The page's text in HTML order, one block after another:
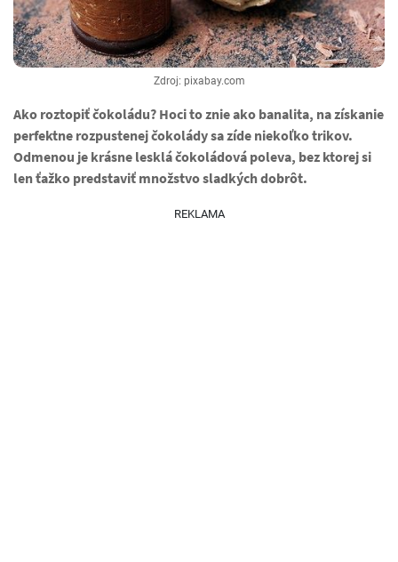
Zdroj: pixabay.com
Ako roztopiť čokoládu? Hoci to znie ako banalita, na získanie
perfektne rozpustenej čokolády sa zíde niekoľko trikov.
Odmenou je krásne lesklá čokoládová poleva, bez ktorej si
len ťažko predstaviť množstvo sladkých dobrôt.
REKLAMA